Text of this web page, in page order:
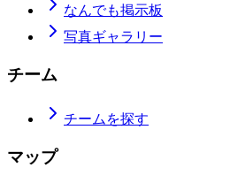
なんでも掲示板
写真ギャラリー
チーム
チームを探す
マップ